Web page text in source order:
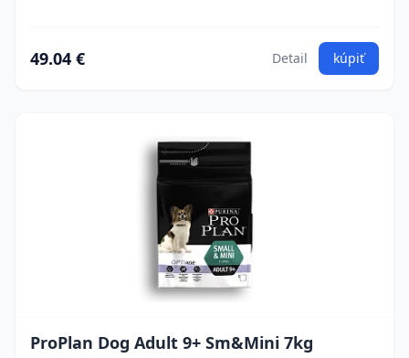
49.04 € Detail kúpiť
ProPlan Dog Adult 9+ Sm&Mini 7kg